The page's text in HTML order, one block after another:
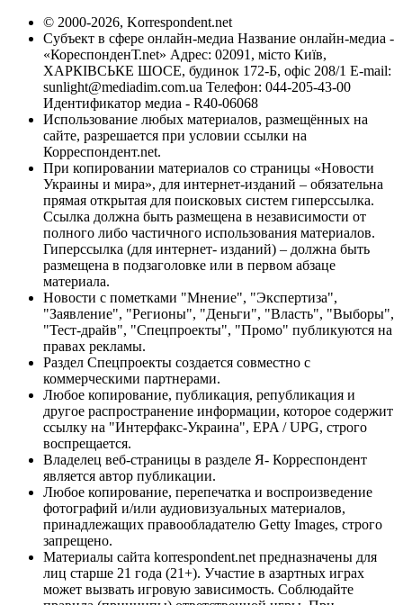
© 2000-2026, Korrespondent.net
Субъект в сфере онлайн-медиа Название онлайн-медиа -
«КореспонденТ.net» Адрес: 02091, місто Київ,
ХАРКІВСЬКЕ ШОСЕ, будинок 172-Б, офіс 208/1 E-mail:
sunlight@mediadim.com.ua Телефон: 044-205-43-00
Идентификатор медиа - R40-06068
Использование любых материалов, размещённых на
сайте, разрешается при условии ссылки на
Корреспондент.net.
При копировании материалов со страницы «Новости
Украины и мира», для интернет-изданий – обязательна
прямая открытая для поисковых систем гиперссылка.
Ссылка должна быть размещена в независимости от
полного либо частичного использования материалов.
Гиперссылка (для интернет- изданий) – должна быть
размещена в подзаголовке или в первом абзаце
материала.
Новости с пометками "Мнение", "Экспертиза",
"Заявление", "Регионы", "Деньги", "Власть", "Выборы",
"Тест-драйв", "Спецпроекты", "Промо" публикуются на
правах рекламы.
Раздел Спецпроекты создается совместно с
коммерческими партнерами.
Любое копирование, публикация, републикация и
другое распространение информации, которое содержит
ссылку на "Интерфакс-Украина", EPA / UPG, строго
воспрещается.
Владелец веб-страницы в разделе Я- Корреспондент
является автор публикации.
Любое копирование, перепечатка и воспроизведение
фотографий и/или аудиовизуальных материалов,
принадлежащих правообладателю Getty Images, строго
запрещено.
Материалы сайта korrespondent.net предназначены для
лиц старше 21 года (21+). Участие в азартных играх
может вызвать игровую зависимость. Соблюдайте